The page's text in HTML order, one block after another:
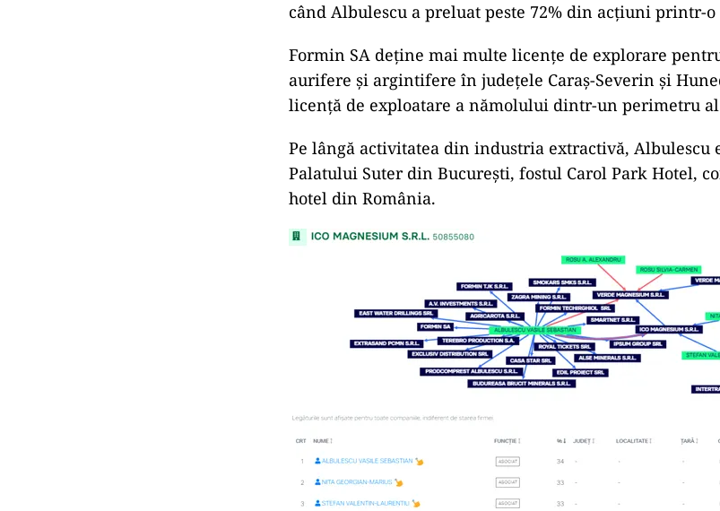
când Albulescu a preluat peste 72% din acțiuni printr-
Formin SA deține mai multe licențe de explorare
aurifere și argintifere în județele Caraș-Severin și
licență de exploatare a nămolului dintr-un perimetru
Pe lângă activitatea din industria extractivă, Albulescu
Palatului Suter din București, fostul Carol Park Hotel,
hotel din România.